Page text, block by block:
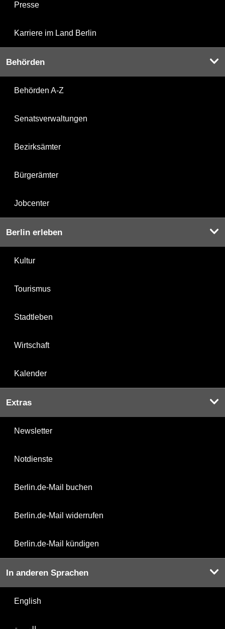
Presse
Karriere im Land Berlin
Behörden
Behörden A-Z
Senatsverwaltungen
Bezirksämter
Bürgerämter
Jobcenter
Berlin erleben
Kultur
Tourismus
Stadtleben
Wirtschaft
Kalender
Extras
Newsletter
Notdienste
Berlin.de-Mail buchen
Berlin.de-Mail widerrufen
Berlin.de-Mail kündigen
In anderen Sprachen
English